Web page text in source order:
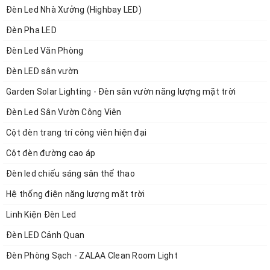
Thông số sản phẩm:
Đèn Led Nhà Xưởng (Highbay LED)
Đèn Pha LED
Đèn Led Văn Phòng
Đèn LED sân vườn
Garden Solar Lighting - Đèn sân vườn năng lượng mặt trời
Đèn Led Sân Vườn Công Viên
Cột đèn trang trí công viên hiện đại
Cột đèn đường cao áp
Đèn led chiếu sáng sân thể thao
Hệ thống điện năng lượng mặt trời
Linh Kiện Đèn Led
Đèn LED Cảnh Quan
Đèn Phòng Sạch - ZALAA Clean Room Light